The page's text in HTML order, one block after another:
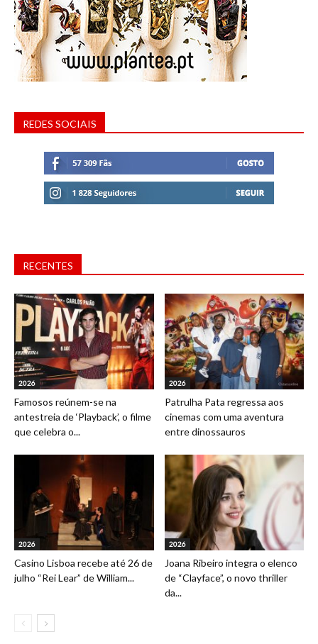
REDES SOCIAIS
RECENTES
2026
Famosos reúnem-se na
antestreia de ‘Playback’, o filme
que celebra o...
2026
Patrulha Pata regressa aos
cinemas com uma aventura
entre dinossauros
2026
Casino Lisboa recebe até 26 de
julho “Rei Lear” de William...
2026
Joana Ribeiro integra o elenco
de “Clayface”, o novo thriller
da...